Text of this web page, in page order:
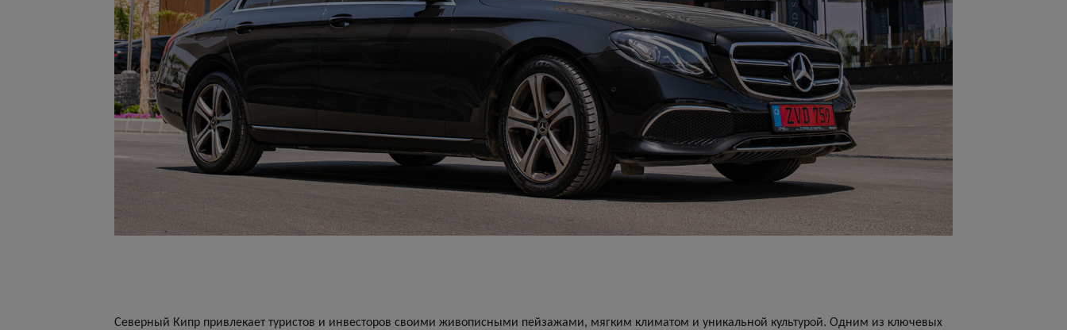
Северный Кипр привлекает туристов и инвесторов своими живописными пейзажами, мягким климатом и уникальной культурой. Одним из ключевых